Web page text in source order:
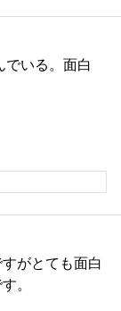
でいる。面白
がとても面白
。